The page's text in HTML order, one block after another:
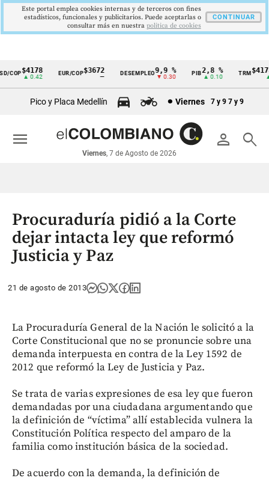
Cintillo
económicos
Colombia
COP$4178
▲ 0.42
EUR/COP$3672 DESEMPLEO 9,9 %
▼ 0.30
PIB2,8 %
▲ 0.10
TRM
▲
Pico y Placa Medellín Viernes 7 y 9 7 y 9
person search
Viernes, 7 de Agosto de 2026
menu
Procuraduría pidió a la Corte
dejar intacta ley que reformó
Justicia y Paz
21 de agosto de 2013
La Procuraduría General de la Nación le solicitó a la
Corte Constitucional que no se pronuncie sobre una
demanda interpuesta en contra de la Ley 1592 de
2012 que reformó la Ley de Justicia y Paz.
Se trata de varias expresiones de esa ley que fueron
demandadas por una ciudadana argumentando que
la definición de “víctima” allí establecida vulnera la
Constitución Política respecto del amparo de la
familia como institución básica de la sociedad.
De acuerdo con la demanda, la definición de
Este portal emplea cookies internas y de terceros con fines
estadísticos, funcionales y publicitarios. Puede aceptarlas o
consultar más en nuestra politica de cookies
CONTINUAR